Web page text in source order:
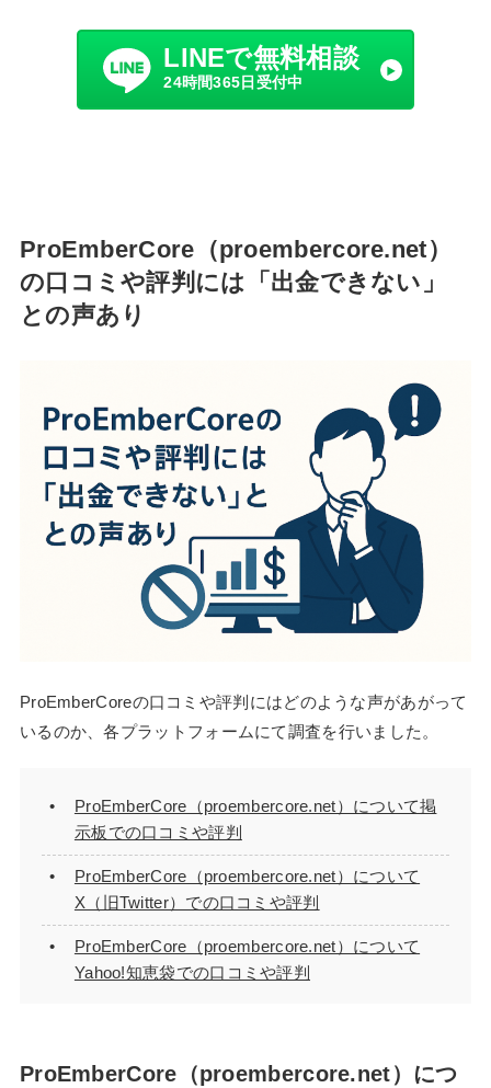
LINEで無料相談
24時間365日受付中
ProEmberCore（proembercore.net）
の口コミや評判には「出金できない」
との声あり
ProEmberCoreの口コミや評判にはどのような声があがって
いるのか、各プラットフォームにて調査を行いました。
ProEmberCore（proembercore.net）について掲
示板での口コミや評判
ProEmberCore（proembercore.net）について
X（旧Twitter）での口コミや評判
ProEmberCore（proembercore.net）について
Yahoo!知恵袋での口コミや評判
ProEmberCore（proembercore.net）につ